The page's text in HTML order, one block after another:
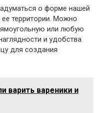
о форме нашей
территории. Можно
или любую
и удобства
для создания
варить вареники и